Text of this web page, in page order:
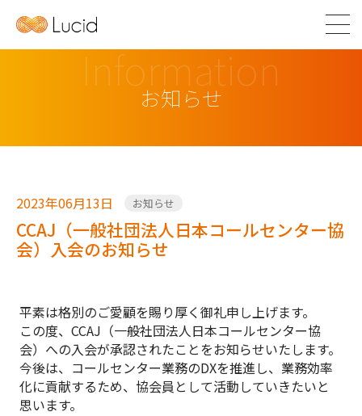
Information
お知らせ
2023年06月13日 お知らせ
CCAJ（一般社団法人日本コールセンター協
会）入会のお知らせ
平素は格別のご愛顧を賜り厚く御礼申し上げます。
この度、CCAJ（一般社団法人日本コールセンター協
会）への入会が承認されたことをお知らせいたします。
今後は、コールセンター業務のDXを推進し、業務効率
化に貢献するため、協会員として活動していきたいと
思います。